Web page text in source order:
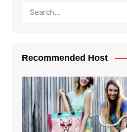
Recommended Host